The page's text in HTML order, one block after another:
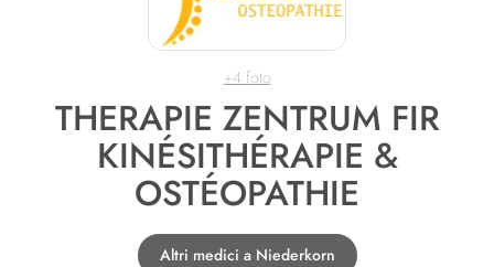
+4 foto
THERAPIE ZENTRUM FIR
KINÉSITHÉRAPIE &
OSTÉOPATHIE
Altri medici a Niederkorn